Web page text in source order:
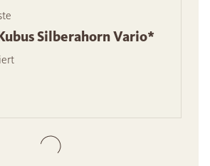
Silberahorn Vario*